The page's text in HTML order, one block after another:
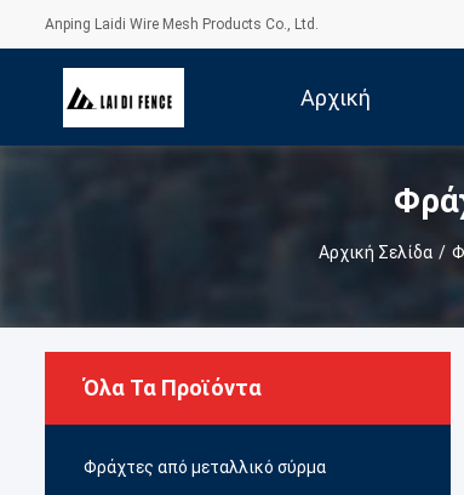
Anping Laidi Wire Mesh Products Co., Ltd.
Αρχική
Αρχική Σελίδα /
Όλα Τα Προϊόντα
Φράχτες από μεταλλικό σύρμα